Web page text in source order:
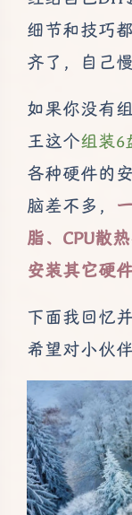
细节和技巧
齐了，自己
如果你没有
王这个组装6
各种硬件的
脑差不多，
脂、CPU散
安装其它硬
下面我回忆
希望对小伙